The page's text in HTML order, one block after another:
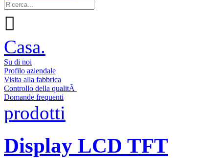

Casa.
Su di noi
Profilo aziendale
Visita alla fabbrica
Controllo della qualitÃ
Domande frequenti
prodotti
Display LCD TFT